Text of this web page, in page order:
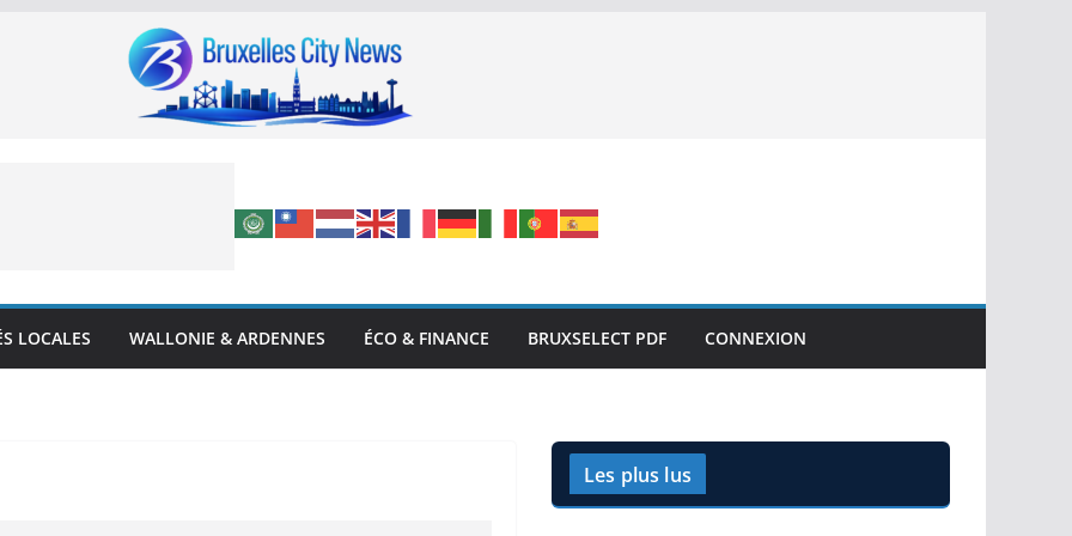
LOCALES WALLONIE & ARDENNES ÉCO & FINANCE BRUXSELECT PDF CONNEXION
Les plus lus